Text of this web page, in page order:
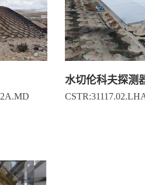
水切伦科夫探测